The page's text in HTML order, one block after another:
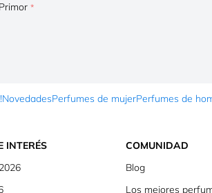
NovedadesPerfumes de mujerPerfumes de
INTERÉS
COMUNIDAD
Blog
Los mejores